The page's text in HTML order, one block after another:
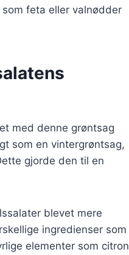
feta eller valnødder
med denne grøntsag
som en vintergrøntsag,
gjorde den til en
blevet mere
ingredienser som
elementer som citron